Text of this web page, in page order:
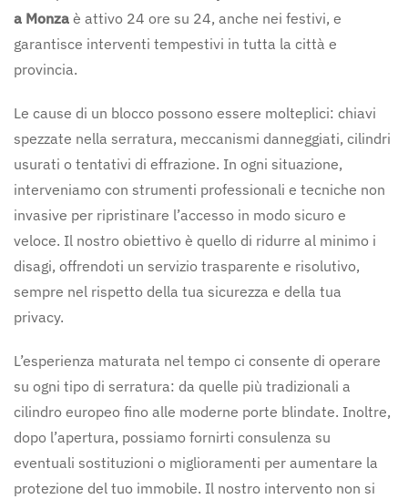
a Monza è attivo 24 ore su 24, anche nei festivi, e
garantisce interventi tempestivi in tutta la città e
provincia.
Le cause di un blocco possono essere molteplici: chiavi
spezzate nella serratura, meccanismi danneggiati, cilindri
usurati o tentativi di effrazione. In ogni situazione,
interveniamo con strumenti professionali e tecniche non
invasive per ripristinare l’accesso in modo sicuro e
veloce. Il nostro obiettivo è quello di ridurre al minimo i
disagi, offrendoti un servizio trasparente e risolutivo,
sempre nel rispetto della tua sicurezza e della tua
privacy.
L’esperienza maturata nel tempo ci consente di operare
su ogni tipo di serratura: da quelle più tradizionali a
cilindro europeo fino alle moderne porte blindate. Inoltre,
dopo l’apertura, possiamo fornirti consulenza su
eventuali sostituzioni o miglioramenti per aumentare la
protezione del tuo immobile. Il nostro intervento non si